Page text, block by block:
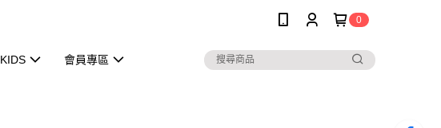
0
KIDS 會員專區